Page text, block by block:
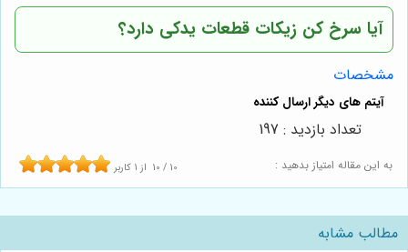
آیا سرخ کن زیکات قطعات یدکی دارد؟
مشخصات
به این مقاله امتیاز بدهید : 10 / 10 از 1 کاربر
تعداد بازدید : 197
مطالب مشابه